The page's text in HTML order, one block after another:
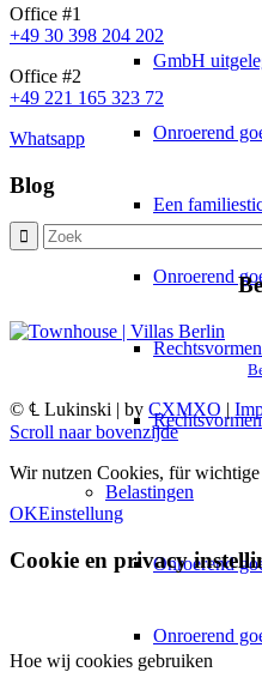
GmbH
Onroerend
Een
Onroerend
Belastingen
Onroerend
Onroerend
Office #1
+49 30 398 204 202
Office #2
+49 221 165 323 72
Whatsapp
Blog
© ℄ Lukinski | by CXMXO |
Scroll naar bovenzijde
Wir nutzen Cookies, für
OKEinstellung
Cookie en privacy
Hoe wij cookies gebruiken